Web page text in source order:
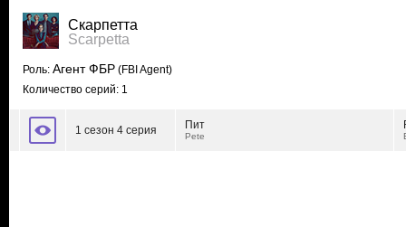
Скарпетта
Scarpetta
Роль: Агент ФБР (FBI Agent)
Количество серий: 1
1 сезон 4 серия Пит
Pete